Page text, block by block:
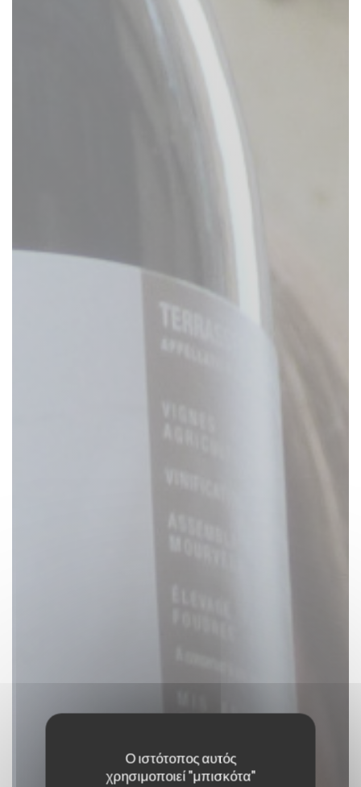
Ο ιστότοπος αυτός
χρησιμοποιεί "μπισκότα"